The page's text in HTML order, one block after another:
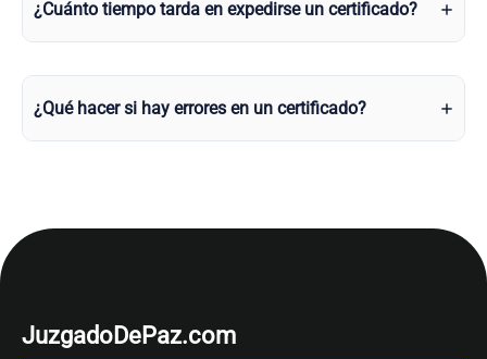
¿Cuánto tiempo tarda en expedirse un certificado?
¿Qué hacer si hay errores en un certificado?
JuzgadoDePaz.com